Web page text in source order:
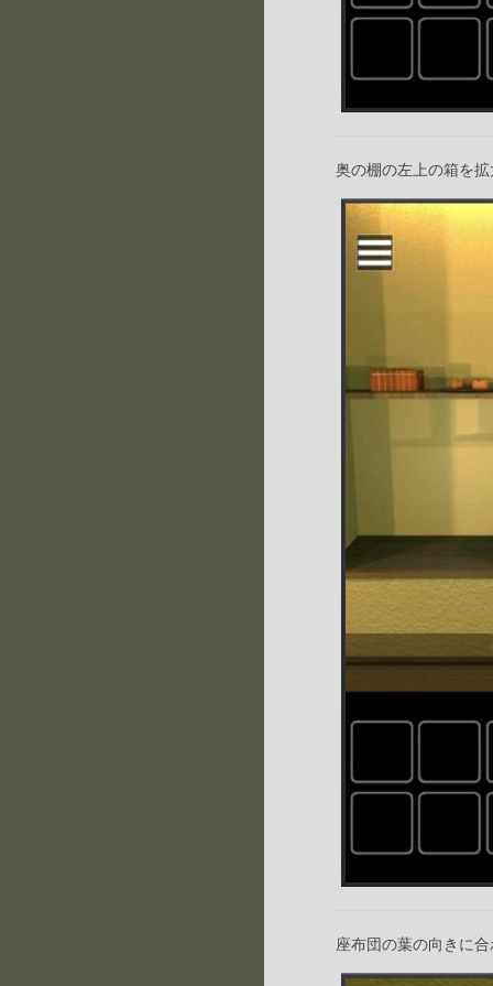
奥の棚の左上の箱を拡
座布団の葉の向きに